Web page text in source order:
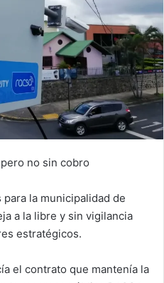
no sin cobro
la municipalidad de
a la libre y sin vigilancia
estratégicos.
el contrato que mantenía la